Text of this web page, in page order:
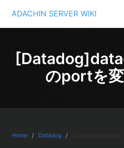
content
ADACHIN SERVER WIKI
のportを
Home Datadog